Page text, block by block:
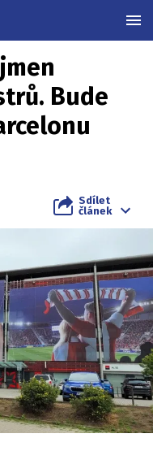
Bude
Sdílet
článek